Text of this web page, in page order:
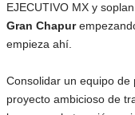
EJECUTIVO MX y
Gran Chapur
empieza ahí.
Consolidar un equipo
proyecto ambicioso de